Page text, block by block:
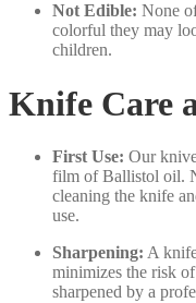
Not Edible: None
colorful they may
children.
Knife Care
First Use: Our
film of Ballistol oil.
cleaning the knife
use.
Sharpening: A
minimizes the risk
sharpened by a